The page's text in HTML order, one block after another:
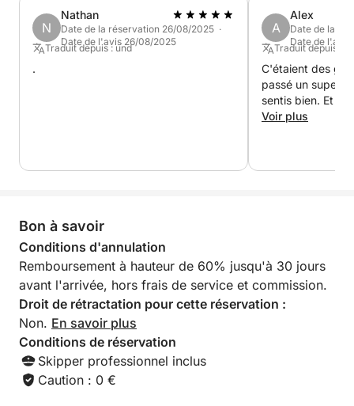
les moments de fête et de détente. Skipper et
équipage inclus, ainsi que boissons, pagaies,
collations et carburant. Envie d'une aventure plus
riche ? Ajoutez un service traiteur, des jet-skis pour
une montée d'adrénaline, ou même votre propre DJ
pour transformer la mer en scène privée (en
supplément). Vivez une expérience haut de gamme
N
Nathan
Date de la réservation 26/08/2025 ·
Date de l'avis 26/08/2025
Traduit depuis : und
.
A
Alex
Date de la
Date de l'avis
Traduit depuis :
C'étaient des
passé un super
sentis bien. Et ils
Voir plus
Bon à savoir
Conditions d'annulation
Remboursement à hauteur de 60% jusqu'à 30 jours
avant l'arrivée, hors frais de service et commission.
Droit de rétractation pour cette réservation :
Non. En savoir plus
Conditions de réservation
Skipper professionnel inclus
Caution : 0 €